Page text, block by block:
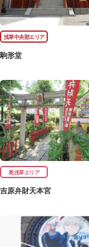
浅草中央部エリア
駒形堂
奥浅草エリア
吉原弁財天本宮